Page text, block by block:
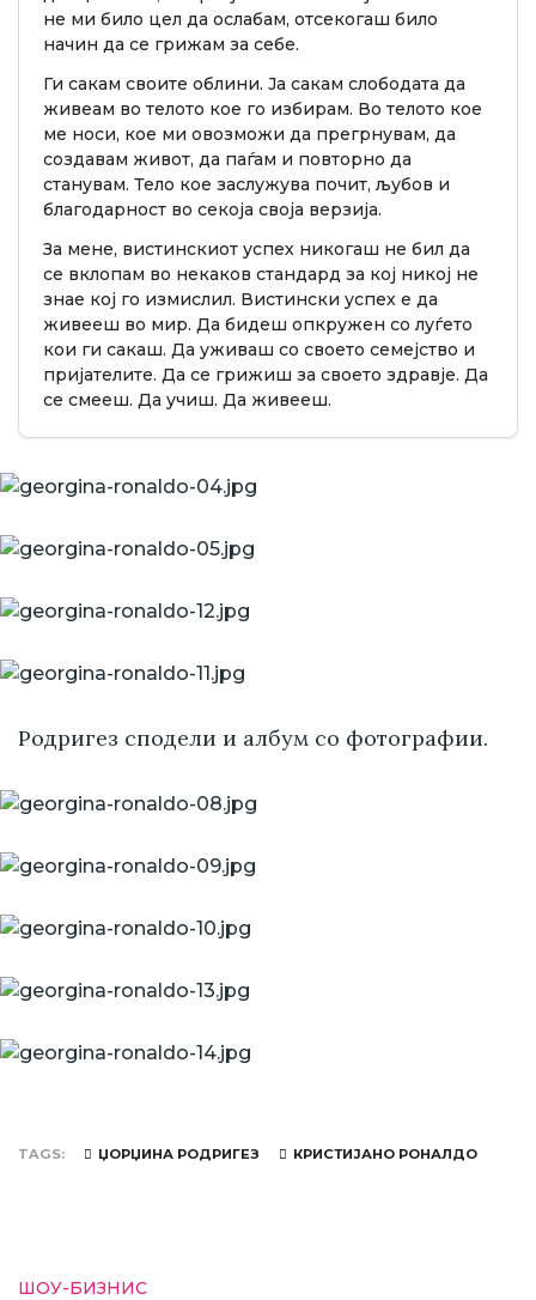
не ми било цел да ослабам, отсекогаш било
начин да се грижам за себе.
Ги сакам своите облини. Ја сакам слободата да
живеам во телото кое го избирам. Во телото кое
ме носи, кое ми овозможи да прегрнувам, да
создавам живот, да паѓам и повторно да
станувам. Тело кое заслужува почит, љубов и
благодарност во секоја своја верзија.
За мене, вистинскиот успех никогаш не бил да
се вклопам во некаков стандард за кој никој не
знае кој го измислил. Вистински успех е да
живееш во мир. Да бидеш опкружен со луѓето
кои ги сакаш. Да уживаш со своето семејство и
пријателите. Да се грижиш за своето здравје. Да
се смееш. Да учиш. Да живееш.
Родригез сподели и албум со фотографии.
TAGS ЏОРЏИНА РОДРИГЕЗ КРИСТИЈАНО РОНАЛДО
ШОУ-БИЗНИС